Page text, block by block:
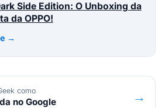
Side Edition: O Unboxing da
da OPPO!
→
como
no Google →